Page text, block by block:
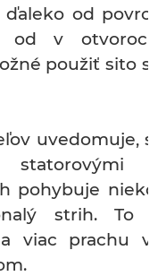
od
od v otvoroch
použiť sito s
uvedomuje,
statorovými
pohybuje
strih. To
viac prachu v